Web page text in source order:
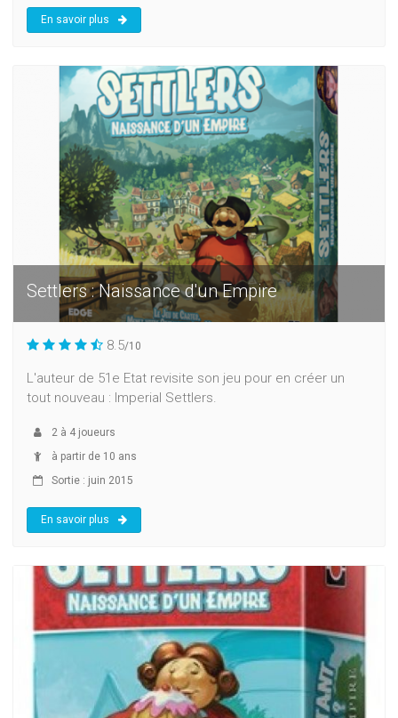
En savoir plus
Settlers : Naissance d'un Empire
8.5/10
L'auteur de 51e Etat revisite son jeu pour en créer un
tout nouveau : Imperial Settlers.
2 à 4 joueurs
à partir de 10 ans
Sortie : juin 2015
En savoir plus